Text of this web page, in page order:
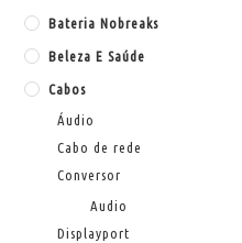
Bateria Nobreaks
Beleza E Saúde
Cabos
Áudio
Cabo de rede
Conversor
Audio
Displayport